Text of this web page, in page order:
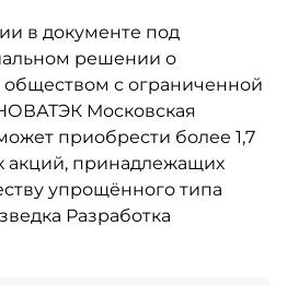
в документе под
решении о
с ограниченной
Московская
приобрести более 1,7
принадлежащих
упрощённого типа
Разработка